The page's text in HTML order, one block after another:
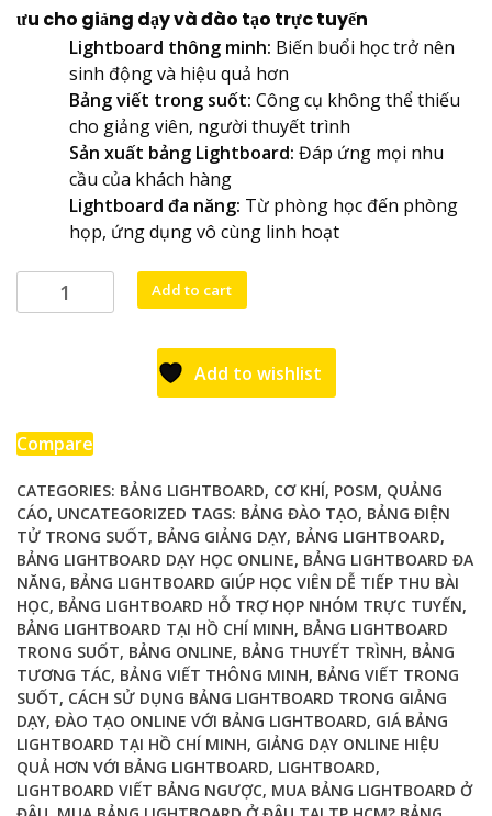
ưu cho giảng dạy và đào tạo trực tuyến
Lightboard thông minh: Biến buổi học trở nên
sinh động và hiệu quả hơn
Bảng viết trong suốt: Công cụ không thể thiếu
cho giảng viên, người thuyết trình
Sản xuất bảng Lightboard: Đáp ứng mọi nhu
cầu của khách hàng
Lightboard đa năng: Từ phòng học đến phòng
họp, ứng dụng vô cùng linh hoạt
Lightboard
học
phòng
họp,
ứng
dụng
vô
cùng
linh
hoạt
quantity
Add to cart
Add to wishlist
Compare
CATEGORIES: BẢNG LIGHTBOARD, CƠ KHÍ, POSM, QUẢNG
CÁO, UNCATEGORIZED TAGS: BẢNG ĐÀO TẠO, BẢNG ĐIỆN
TỬ TRONG SUỐT, BẢNG GIẢNG DẠY, BẢNG LIGHTBOARD,
BẢNG LIGHTBOARD DẠY HỌC ONLINE, BẢNG LIGHTBOARD ĐA
NĂNG, BẢNG LIGHTBOARD GIÚP HỌC VIÊN DỄ TIẾP THU BÀI
HỌC, BẢNG LIGHTBOARD HỖ TRỢ HỌP NHÓM TRỰC TUYẾN,
BẢNG LIGHTBOARD TẠI HỒ CHÍ MINH, BẢNG LIGHTBOARD
TRONG SUỐT, BẢNG ONLINE, BẢNG THUYẾT TRÌNH, BẢNG
TƯƠNG TÁC, BẢNG VIẾT THÔNG MINH, BẢNG VIẾT TRONG
SUỐT, CÁCH SỬ DỤNG BẢNG LIGHTBOARD TRONG GIẢNG
DẠY, ĐÀO TẠO ONLINE VỚI BẢNG LIGHTBOARD, GIÁ BẢNG
LIGHTBOARD TẠI HỒ CHÍ MINH, GIẢNG DẠY ONLINE HIỆU
QUẢ HƠN VỚI BẢNG LIGHTBOARD, LIGHTBOARD,
LIGHTBOARD VIẾT BẢNG NGƯỢC, MUA BẢNG LIGHTBOARD Ở